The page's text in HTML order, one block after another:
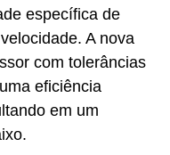
específica de
A nova
com tolerâncias
eficiência
em um